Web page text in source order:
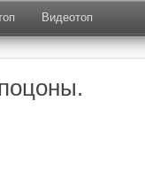
Видеотоп